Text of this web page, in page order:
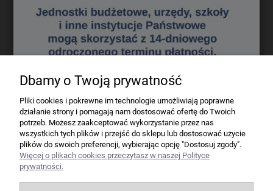
16,40 zł
50 - 100 zł
12,70 zł
100 - 200 zł
9,80 zł
200 - 300 zł
7,60 zł
powyżej 300 zł
GRATIS
Firma
Bindownice wg producentów
Niszczarki wg producentów
Dbamy o Twoją prywatność
Pliki cookies i pokrewne im technologie umożliwiają poprawne
działanie strony i pomagają nam dostosować ofertę do Twoich
potrzeb. Możesz zaakceptować wykorzystanie przez nas
wszystkich tych plików i przejść do sklepu lub dostosować użycie
plików do swoich preferencji, wybierając opcję "Dostosuj zgody".
Więcej o plikach cookies przeczytasz w naszej Polityce
prywatności.